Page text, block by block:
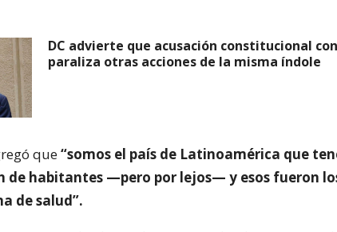
DC advierte que acusación constitucional
paraliza otras acciones de la misma índole
que“somos el país de Latinoamérica que
de habitantes —pero por lejos— y esos fueron
de salud”.